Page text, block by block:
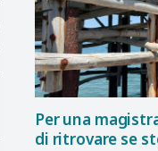
Per una
di ritrovare se